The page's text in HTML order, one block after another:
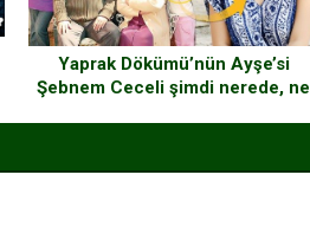
Yaprak Dökümü’nün Ayşe’si
Şebnem Ceceli şimdi nerede, ne